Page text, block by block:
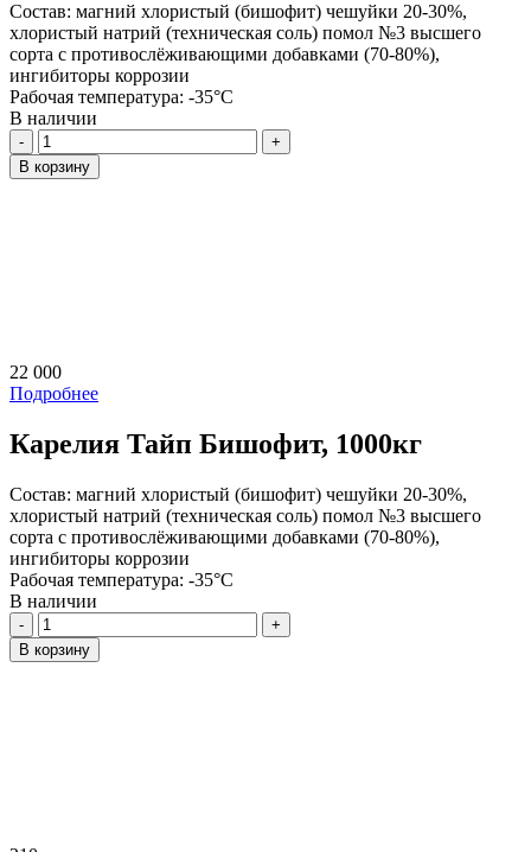
Состав: магний хлористый (бишофит) чешуйки 20-30%,
хлористый натрий (техническая соль) помол №3 высшего
сорта с противослёживающими добавками (70-80%),
ингибиторы коррозии
Рабочая температура: -35°C
В наличии
Количество
В корзину
22 000
Подробнее
Карелия Тайп Бишофит, 1000кг
Состав: магний хлористый (бишофит) чешуйки 20-30%,
хлористый натрий (техническая соль) помол №3 высшего
сорта с противослёживающими добавками (70-80%),
ингибиторы коррозии
Рабочая температура: -35°C
В наличии
Количество
В корзину